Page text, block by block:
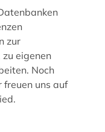
zur
eigenen
Noch
freuen uns auf